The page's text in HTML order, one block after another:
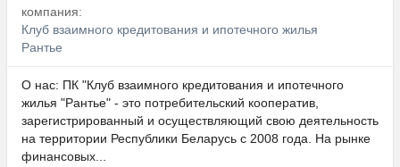
компания:
Клуб взаимного кредитования и ипотечного жилья
Рантье
О нас: ПК "Клуб взаимного кредитования и ипотечного
жилья "Рантье" - это потребительский кооператив,
зарегистрированный и осуществляющий свою деятельность
на территории Республики Беларусь с 2008 года. На рынке
финансовых...